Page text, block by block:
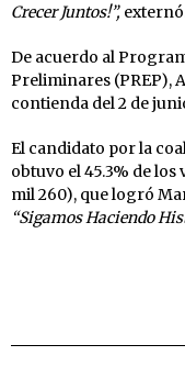
Crecer Juntos!”,
De acuerdo al
Preliminares (PREP),
contienda del 2 de
El candidato por la
obtuvo el 45.3% de los
mil 260), que logró
“Sigamos Haciendo